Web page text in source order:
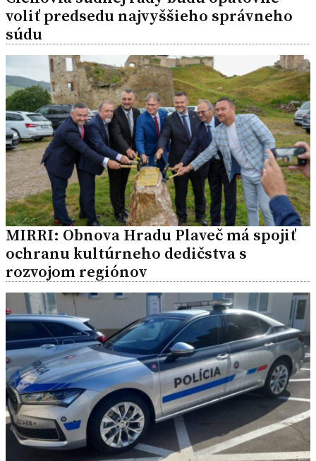
voliť predsedu najvyššieho správneho
súdu
MIRRI: Obnova Hradu Plaveč má spojiť
ochranu kultúrneho dedičstva s
rozvojom regiónov